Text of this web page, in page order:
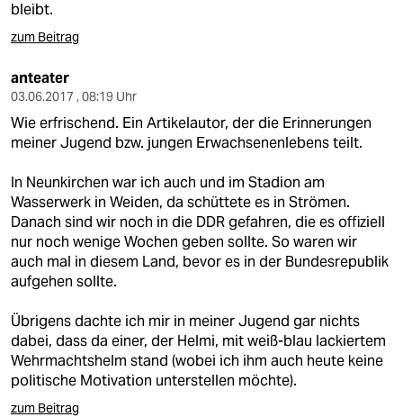
bleibt.
zum Beitrag
anteater
03.06.2017 , 08:19 Uhr
Wie erfrischend. Ein Artikelautor, der die Erinnerungen
meiner Jugend bzw. jungen Erwachsenenlebens teilt.
In Neunkirchen war ich auch und im Stadion am
Wasserwerk in Weiden, da schüttete es in Strömen.
Danach sind wir noch in die DDR gefahren, die es offiziell
nur noch wenige Wochen geben sollte. So waren wir
auch mal in diesem Land, bevor es in der Bundesrepublik
aufgehen sollte.
Übrigens dachte ich mir in meiner Jugend gar nichts
dabei, dass da einer, der Helmi, mit weiß-blau lackiertem
Wehrmachtshelm stand (wobei ich ihm auch heute keine
politische Motivation unterstellen möchte).
zum Beitrag